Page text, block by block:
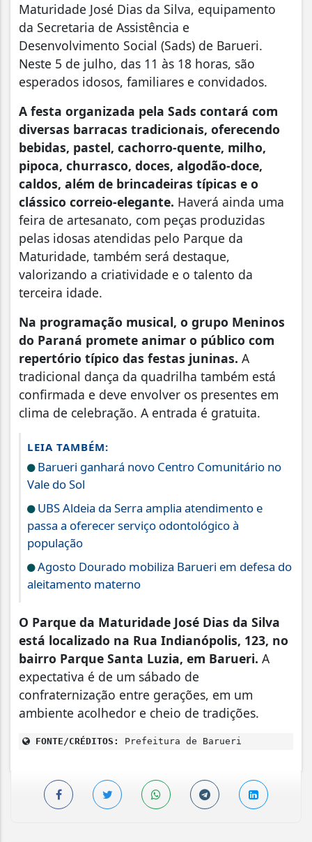
Maturidade José Dias da Silva, equipamento
da Secretaria de Assistência e
Desenvolvimento Social (Sads) de Barueri.
Neste 5 de julho, das 11 às 18 horas, são
esperados idosos, familiares e convidados.
A festa organizada pela Sads contará com
diversas barracas tradicionais, oferecendo
bebidas, pastel, cachorro-quente, milho,
pipoca, churrasco, doces, algodão-doce,
caldos, além de brincadeiras típicas e o
clássico correio-elegante. Haverá ainda uma
feira de artesanato, com peças produzidas
pelas idosas atendidas pelo Parque da
Maturidade, também será destaque,
valorizando a criatividade e o talento da
terceira idade.
Na programação musical, o grupo Meninos
do Paraná promete animar o público com
repertório típico das festas juninas. A
tradicional dança da quadrilha também está
confirmada e deve envolver os presentes em
clima de celebração. A entrada é gratuita.
LEIA TAMBÉM:
Barueri ganhará novo Centro Comunitário no
Vale do Sol
UBS Aldeia da Serra amplia atendimento e
passa a oferecer serviço odontológico à
população
Agosto Dourado mobiliza Barueri em defesa do
aleitamento materno
O Parque da Maturidade José Dias da Silva
está localizado na Rua Indianópolis, 123, no
bairro Parque Santa Luzia, em Barueri. A
expectativa é de um sábado de
confraternização entre gerações, em um
ambiente acolhedor e cheio de tradições.
FONTE/CRÉDITOS: Prefeitura de Barueri